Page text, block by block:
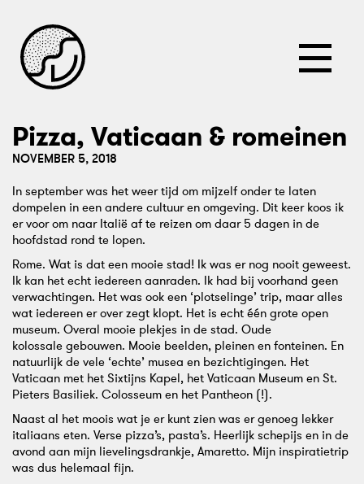
content
Primary
Pizza, Vaticaan & romeinen
NOVEMBER 5, 2018
In september was het weer tijd om mijzelf onder te laten
dompelen in een andere cultuur en omgeving. Dit keer koos ik
er voor om naar Italië af te reizen om daar 5 dagen in de
hoofdstad rond te lopen.
Rome. Wat is dat een mooie stad! Ik was er nog nooit geweest.
Ik kan het echt iedereen aanraden. Ik had bij voorhand geen
verwachtingen. Het was ook een ‘plotselinge’ trip, maar alles
wat iedereen er over zegt klopt. Het is echt één grote open
museum. Overal mooie plekjes in de stad. Oude
kolossale gebouwen. Mooie beelden, pleinen en fonteinen. En
natuurlijk de vele ‘echte’ musea en bezichtigingen. Het
Vaticaan met het Sixtijns Kapel, het Vaticaan Museum en St.
Pieters Basiliek. Colosseum en het Pantheon (!).
Naast al het moois wat je er kunt zien was er genoeg lekker
italiaans eten. Verse pizza’s, pasta’s. Heerlijk schepijs en in de
avond aan mijn lievelingsdrankje, Amaretto. Mijn inspiratietrip
was dus helemaal fijn.